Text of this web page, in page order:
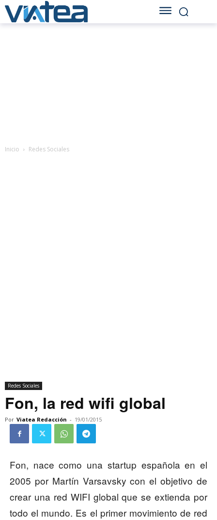
Inicio Redes Sociales
Redes Sociales
Fon, la red wifi global
Por Viatea Redacción - 19/01/2015
Fon, nace como una startup española en el
2005 por Martín Varsavsky con el objetivo de
crear una red WIFI global que se extienda por
todo el mundo. Es el primer movimiento de red